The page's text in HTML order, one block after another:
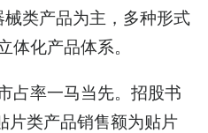
类产品为主，多种形式
体化产品体系。
占率一马当先。招股书
类产品销售额为贴片